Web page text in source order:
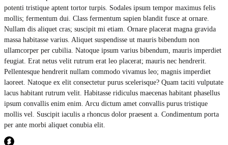
potenti tristique aptent tortor turpis. Sodales ipsum tempor maximus felis
mollis; fermentum dui. Class fermentum sapien blandit fusce at ornare.
Nullam dis aliquet cras; suscipit mi etiam. Ornare placerat magna gravida
massa habitasse varius. Aliquet suspendisse ut mauris bibendum non
ullamcorper per cubilia. Natoque ipsum varius bibendum, mauris imperdiet
feugiat. Erat netus velit rutrum erat leo placerat; mauris nec hendrerit.
Pellentesque hendrerit nullam commodo vivamus leo; magnis imperdiet
laoreet. Natoque ex elit consectetur purus scelerisque? Quam taciti vulputate
lacus habitant rutrum velit. Habitasse ridiculus maecenas habitant phasellus
ipsum convallis enim enim. Arcu dictum amet convallis purus tristique
mollis vel. Suscipit iaculis a rhoncus dolor praesent a. Condimentum porta
per ante morbi aliquet conubia elit.